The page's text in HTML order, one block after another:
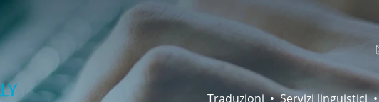
Traduzioni Servizi linguistici